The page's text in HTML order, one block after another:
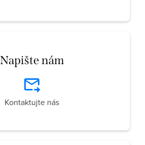
Napište nám
Kontaktujte nás